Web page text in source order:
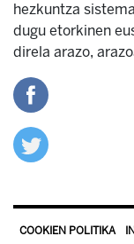
hezkuntza
dugu etorkinen
direla arazo,
COOKIEN POLITIKA